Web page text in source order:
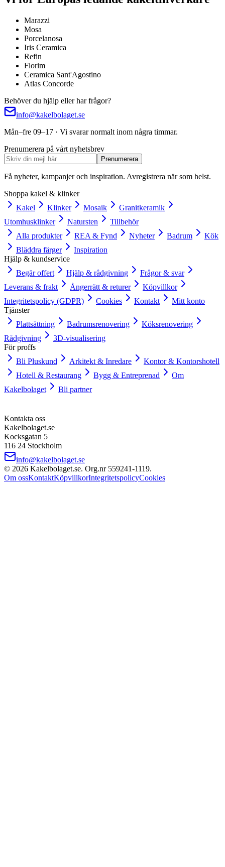
Marazzi
Mosa
Porcelanosa
Iris Ceramica
Refin
Florim
Ceramica Sant'Agostino
Atlas Concorde
Behöver du hjälp eller har frågor?
info@kakelbolaget.se
Mån–fre 09–17 · Vi svarar normalt inom några timmar.
Prenumerera på vårt nyhetsbrev
Prenumerera
Få nyheter, kampanjer och inspiration. Avregistrera när som helst.
Shoppa kakel & klinker
Kakel
Klinker Mosaik
Granitkeramik
Utomhusklinker
Natursten
Tillbehör
Alla produkter
REA & Fynd Nyheter Badrum
Kök
Bläddra färger
Inspiration
Hjälp & kundservice
Begär offert
Hjälp & rådgivning
Frågor & svar
Leverans & frakt
Ångerrätt & returer
Köpvillkor
Integritetspolicy (GDPR)
Cookies Kontakt
Mitt konto
Tjänster
Plattsättning
Badrumsrenovering
Köksrenovering
Rådgivning
3D-visualisering
För proffs
Bli Pluskund
Arkitekt & Inredare
Kontor & Kontorshotell
Hotell & Restaurang
Bygg & Entreprenad
Om
Kakelbolaget
Bli partner
Kontakta oss
Kakelbolaget.se
Kocksgatan 5
116 24 Stockholm
info@kakelbolaget.se
© 2026 Kakelbolaget.se. Org.nr 559241‑1119.
Om ossKontaktKöpvillkorIntegritetspolicyCookies